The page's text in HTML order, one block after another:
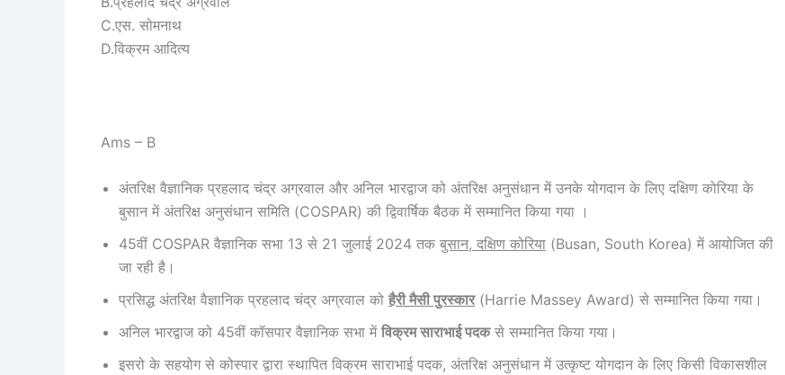
C.एस. सोमनाथ
D.विक्रम आदित्य
Ams – B
अंतरिक्ष वैज्ञानिक प्रहलाद चंद्र अग्रवाल और अनिल भारद्वाज को अंतरिक्ष अनुसंधान में उनके योगदान के लिए दक्षिण कोरिया के
बुसान में अंतरिक्ष अनुसंधान समिति (COSPAR) की द्विवार्षिक बैठक में सम्मानित किया गया ।
45वीं COSPAR वैज्ञानिक सभा 13 से 21 जुलाई 2024 तक बुसान, दक्षिण कोरिया (Busan, South Korea) में आयोजित की
जा रही है।
प्रसिद्ध अंतरिक्ष वैज्ञानिक प्रहलाद चंद्र अग्रवाल को हैरी मैसी पुरस्कार(Harrie Massey Award) से सम्मानित किया गया।
अनिल भारद्वाज को 45वीं कॉसपार वैज्ञानिक सभा में विक्रम साराभाई पदकसे सम्मानित किया गया।
इसरो के सहयोग से कोस्पार द्वारा स्थापित विक्रम साराभाई पदक, अंतरिक्ष अनुसंधान में उत्कृष्ट योगदान के लिए किसी विकासशील